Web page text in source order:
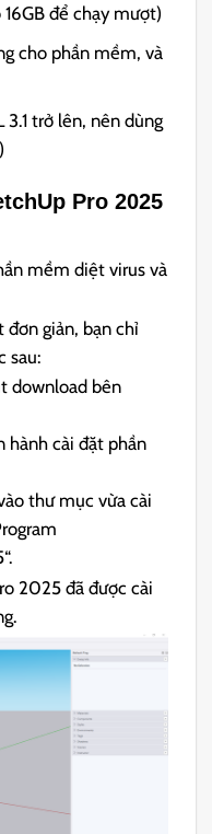
để chạy mượt)
cho phần mềm, và
3.1 trở lên, nên dùng
Pro 2025
mềm diệt virus và
đơn giản, bạn chỉ
sau:
download bên
hành cài đặt phần
thư mục vừa cài
2025 đã được cài